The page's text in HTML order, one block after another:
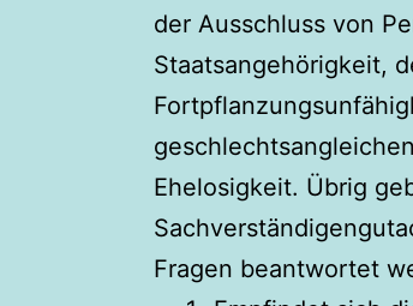
der Ausschluss von
Staatsangehörigkeit,
Ehelosigkeit. Übrig
Fragen beantwortet